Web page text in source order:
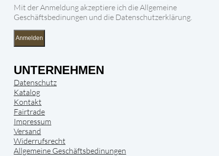
Mit der Anmeldung akzeptiere ich die Allgemeine
Geschäftsbedinungen und die Datenschutzerklärung.
Anmelden
UNTERNEHMEN
Datenschutz
Katalog
Kontakt
Fairtrade
Impressum
Versand
Widerrufsrecht
Allgemeine Geschäftsbedinungen